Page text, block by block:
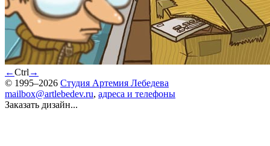
←Ctrl →
© 1995–2026 Студия Артемия Лебедева
mailbox@artlebedev.ru, адреса и телефоны
Заказать дизайн...